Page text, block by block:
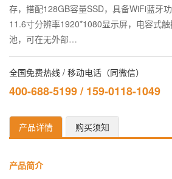
存，搭配128GB容量SSD，具备WiFi蓝牙
11.6寸分辨率1920*1080显示屏，电容式
池，可在无外部…
全国免费热线 / 移动电话（同微信）
400-688-5199 / 159-0118-1049
产品详情 购买须知
产品简介